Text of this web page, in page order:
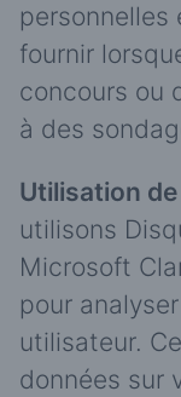
personnelles
fournir
concours ou
à des
Utilisation
utilisons
Microsoft
pour
utilisateur.
données sur